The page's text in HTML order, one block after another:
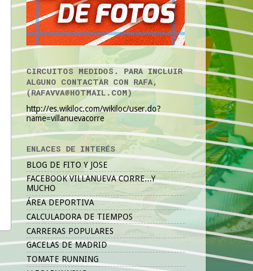
CIRCUITOS MEDIDOS. PARA INCLUIR
ALGUNO CONTACTAR CON RAFA,
(RAFAVVA@HOTMAIL.COM)
http://es.wikiloc.com/wikiloc/user.do?
name=villanuevacorre
ENLACES DE INTERÉS
BLOG DE FITO Y JOSE
FACEBOOK VILLANUEVA CORRE...Y
MUCHO
ÁREA DEPORTIVA
CALCULADORA DE TIEMPOS
CARRERAS POPULARES
GACELAS DE MADRID
TOMATE RUNNING